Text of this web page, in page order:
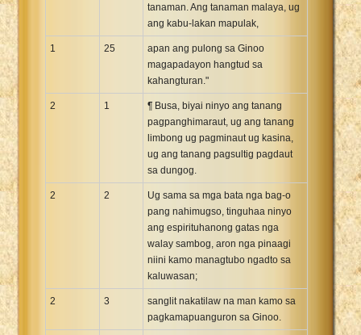
tanaman. Ang tanaman malaya, ug
ang kabu-lakan mapulak,
1 25
apan ang pulong sa Ginoo
magapadayon hangtud sa
kahangturan."
2 1
¶ Busa, biyai ninyo ang tanang
pagpanghimaraut, ug ang tanang
limbong ug pagminaut ug kasina,
ug ang tanang pagsultig pagdaut
sa dungog.
2 2
Ug sama sa mga bata nga bag-o
pang nahimugso, tinguhaa ninyo
ang espirituhanong gatas nga
walay sambog, aron nga pinaagi
niini kamo managtubo ngadto sa
kaluwasan;
2 3
sanglit nakatilaw na man kamo sa
pagkamapuanguron sa Ginoo.